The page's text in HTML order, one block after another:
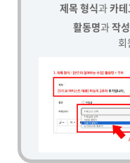
제목 형식과카
활동명과작